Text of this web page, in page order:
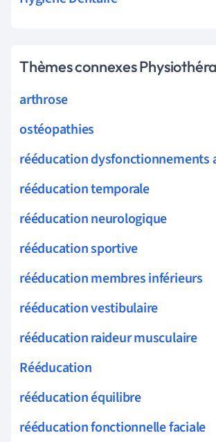
Thèmes connexes
arthrose
ostéopathies
rééducation dysfonctionnements
rééducation temporale
rééducation neurologique
rééducation sportive
rééducation membres inférieurs
rééducation vestibulaire
rééducation raideur musculaire
Rééducation
rééducation équilibre
rééducation fonctionnelle faciale